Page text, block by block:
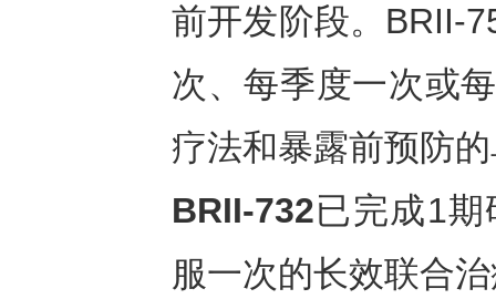
前开发阶段。BRII-
次、每季度一次或
疗法和暴露前预防
BRII-732已完成1
服一次的长效联合